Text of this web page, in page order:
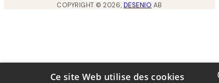
COPYRIGHT ©2026, DESENIO AB
Ce site Web utilise des cookies